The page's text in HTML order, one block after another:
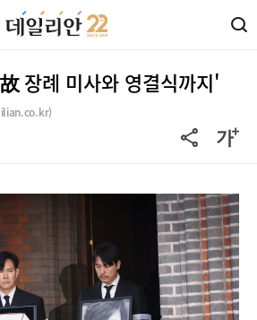
장례 미사와 영결식까지'